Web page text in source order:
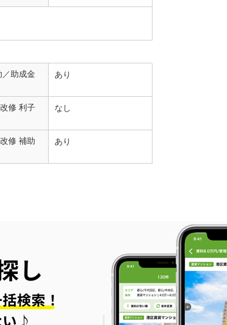
助成金
あり
修 利子
なし
修 補助
あり